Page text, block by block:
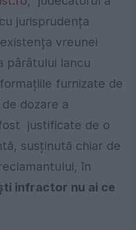
jurisprudența
vreunei
pârâtului Iancu
furnizate de
dozare a
justificate de o
susținută chiar de
în
infractor nu ai ce